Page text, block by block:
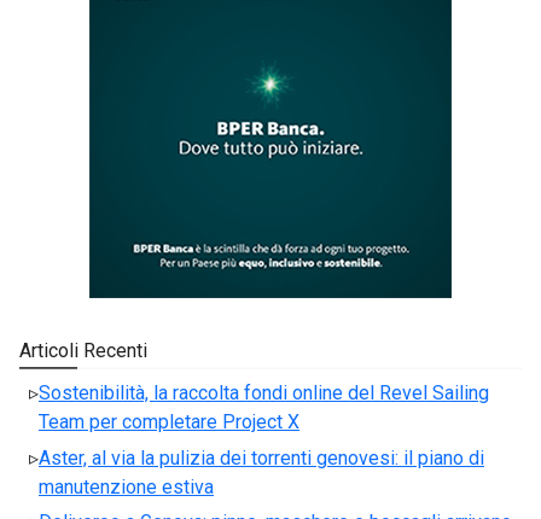
Articoli Recenti
Sostenibilità, la raccolta fondi online del Revel Sailing
Team per completare Project X
Aster, al via la pulizia dei torrenti genovesi: il piano di
manutenzione estiva